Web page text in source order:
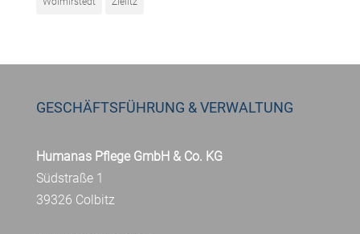
GESCHÄFTSFÜHRUNG & VERWALTUNG
Humanas Pflege GmbH & Co. KG
Südstraße 1
39326 Colbitz